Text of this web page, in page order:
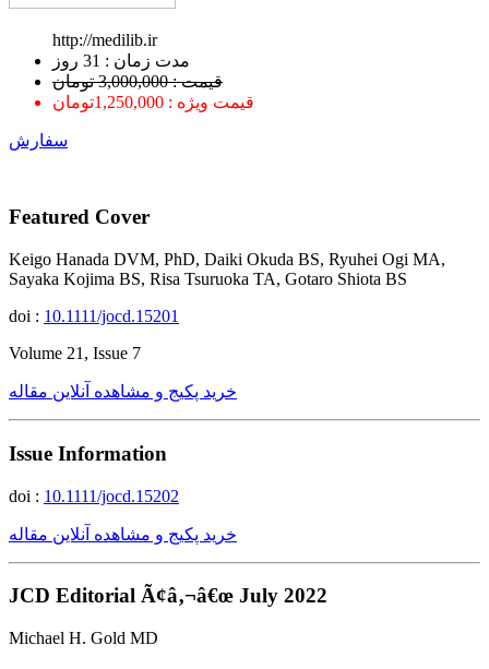
http://medilib.ir
ﻣﺪﺕ ﺯﻣﺎﻥ : 31 ﺭﻭﺯ
قیمت : 3,000,000 تومان
قیمت ویژه : 1,250,000تومان
سفارش
Featured Cover
Keigo Hanada DVM, PhD, Daiki Okuda BS, Ryuhei Ogi MA,
Sayaka Kojima BS, Risa Tsuruoka TA, Gotaro Shiota BS
doi : 10.1111/jocd.15201
Volume 21, Issue 7
خرید پکیج و مشاهده آنلاین مقاله
Issue Information
doi : 10.1111/jocd.15202
خرید پکیج و مشاهده آنلاین مقاله
JCD Editorial Ã¢â‚¬â€œ July 2022
Michael H. Gold MD